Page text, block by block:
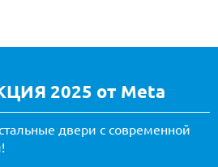
2025 от Meta
двери с современной